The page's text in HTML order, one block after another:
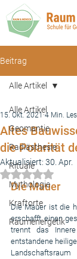
Beitrag
Alle Artikel
Geomantie
Radiästhesie
Rituale
Mythologie
Kraftorte
Raumenergetik
Alle Artikel
Altes
die Polarität
15. Okt. 2021 4 Min.
Aktualisiert: 30. Apr.
Mit NaN von 5
Die Mauer
Die Mauer ist die
erschafft einen
trennt das
entstandene